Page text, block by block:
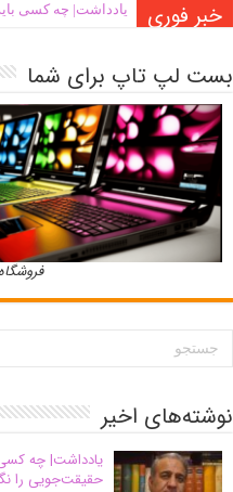
خبر فوری یادداشت| ‌چه کسی
بست لپ تاپ برای شما
نوشته‌های اخیر
یادداشت| ‌چه
حقیقت‌جویی را